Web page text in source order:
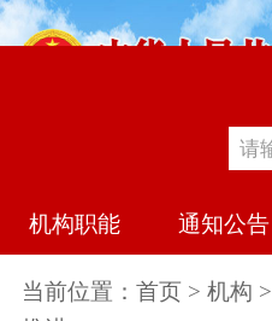
机构职能 通知公告
当前位置： 首页 > 机构 >